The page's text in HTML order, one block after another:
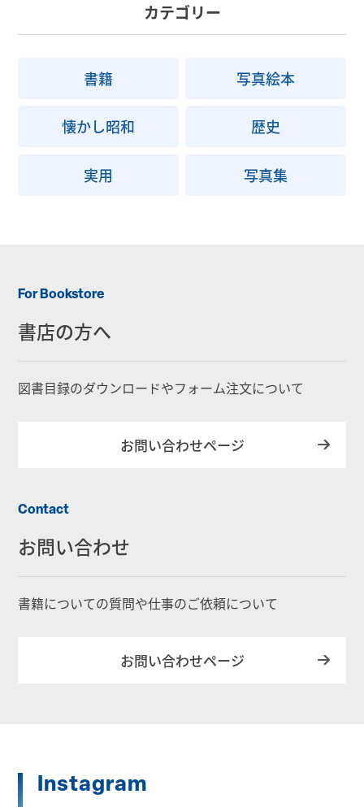
カテゴリー
書籍 写真絵本
懐かし昭和 歴史
実用 写真集
For Bookstore
書店の方へ
図書目録のダウンロードやフォーム注文について
お問い合わせページ
Contact
お問い合わせ
書籍についての質問や仕事のご依頼について
お問い合わせページ
Instagram